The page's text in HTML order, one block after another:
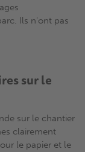
Ils n'ont pas
sur le
sur le chantier
clairement
le papier et le